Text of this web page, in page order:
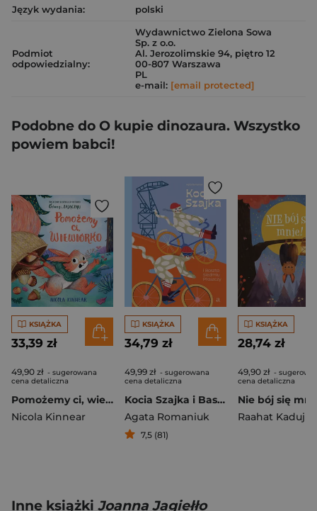
Język wydania:
polski
Podmiot
odpowiedzialny:
Wydawnictwo Zielona Sowa
Sp. z o.o.
Al. Jerozolimskie 94, piętro 12
00-807 Warszawa
PL
e-mail: [email protected]
Podobne do O kupie dinozaura. Wszystko
powiem babci!
KSIĄŻKA
33,39 zł
49,90 zł - sugerowana
cena detaliczna
Pomożemy ci, wiewiórko
Nicola Kinnear
KSIĄŻKA
34,79 zł
49,99 zł - sugerowana
cena detaliczna
Kocia Szajka i Baszta Siedmiu Płaszczy
Agata Romaniuk
7,5 (81)
KSIĄŻKA
28,74 zł
49,90 zł -
cena detaliczna
Nie bój się
Raahat Kaduji
Inne książki Joanna Jagiełło